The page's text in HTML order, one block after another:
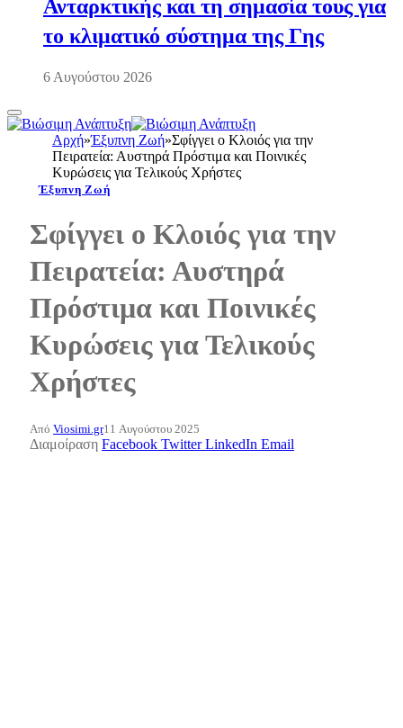
Ανταρκτικής και τη σημασία τους για
το κλιματικό σύστημα της Γης
6 Αυγούστου 2026
Αρχή»Έξυπνη Ζωή»Σφίγγει ο Κλοιός για την
Πειρατεία: Αυστηρά Πρόστιμα και Ποινικές
Κυρώσεις για Τελικούς Χρήστες
Έξυπνη Ζωή
Σφίγγει ο Κλοιός για την
Πειρατεία: Αυστηρά
Πρόστιμα και Ποινικές
Κυρώσεις για Τελικούς
Χρήστες
Από Viosimi.gr11 Αυγούστου 2025
Διαμοίραση Facebook Twitter LinkedIn Email